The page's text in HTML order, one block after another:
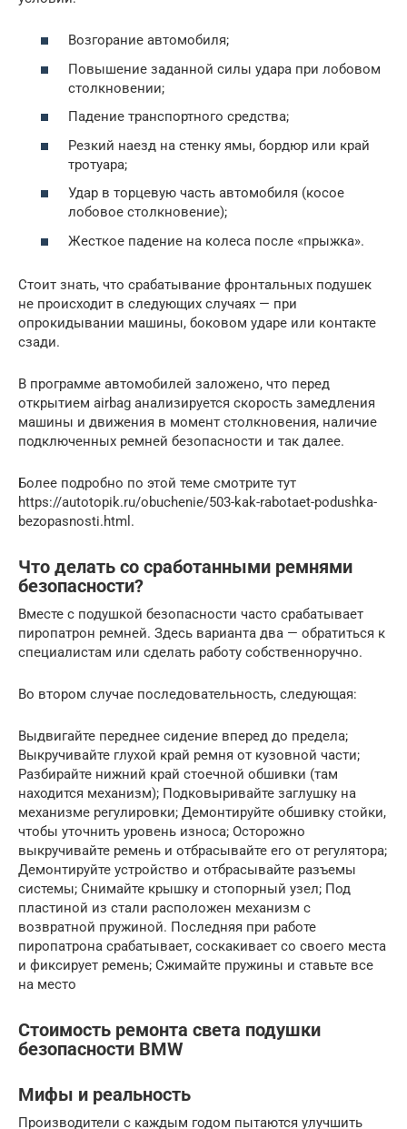
Возгорание автомобиля;
Повышение заданной силы удара при лобовом
столкновении;
Падение транспортного средства;
Резкий наезд на стенку ямы, бордюр или край
тротуара;
Удар в торцевую часть автомобиля (косое
лобовое столкновение);
Жесткое падение на колеса после «прыжка».
Стоит знать, что срабатывание фронтальных подушек
не происходит в следующих случаях — при
опрокидывании машины, боковом ударе или контакте
сзади.
В программе автомобилей заложено, что перед
открытием airbag анализируется скорость замедления
машины и движения в момент столкновения, наличие
подключенных ремней безопасности и так далее.
Более подробно по этой теме смотрите тут
https://autotopik.ru/obuchenie/503-kak-rabotaet-podushka-
bezopasnosti.html.
Что делать со сработанными ремнями
безопасности?
Вместе с подушкой безопасности часто срабатывает
пиропатрон ремней. Здесь варианта два — обратиться к
специалистам или сделать работу собственноручно.
Во втором случае последовательность, следующая:
Выдвигайте переднее сидение вперед до предела;
Выкручивайте глухой край ремня от кузовной части;
Разбирайте нижний край стоечной обшивки (там
находится механизм); Подковыривайте заглушку на
механизме регулировки; Демонтируйте обшивку стойки,
чтобы уточнить уровень износа; Осторожно
выкручивайте ремень и отбрасывайте его от регулятора;
Демонтируйте устройство и отбрасывайте разъемы
системы; Снимайте крышку и стопорный узел; Под
пластиной из стали расположен механизм с
возвратной пружиной. Последняя при работе
пиропатрона срабатывает, соскакивает со своего места
и фиксирует ремень; Сжимайте пружины и ставьте все
на место
Стоимость ремонта света подушки
безопасности BMW
Мифы и реальность
Производители с каждым годом пытаются улучшить